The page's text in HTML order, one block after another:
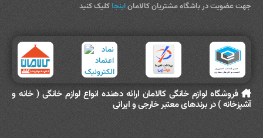
جهت عضویت در باشگاه مشتریان کالاماناینجا کلیک کنید
فروشگاه لوازم خانگی کالامان ارائه دهنده انواع لوازم خانگی ( خانه و
آشپزخانه ) در برندهای معتبر خارجی و ایرانی